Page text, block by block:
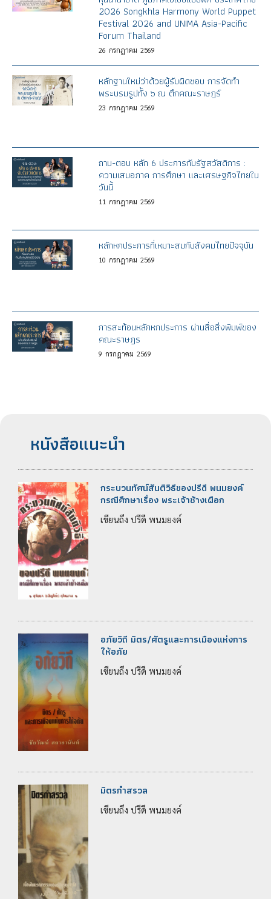
2026 Songkhla Harmony World Puppet
Festival 2026 and UNIMA Asia-Pacific
Forum Thailand
26 กรกฎาคม 2569
หลักฐานใหม่ว่าด้วยผู้รับผิดชอบ การจัดทำ
พระบรมรูปทั้ง ๖ ณ ตึกคณะราษฎร์
23 กรกฎาคม 2569
ถาม-ตอบ หลัก 6 ประการกับรัฐสวัสดิการ :
ความเสมอภาค การศึกษา และเศรษฐกิจไทยใน
วันนี้
11 กรกฎาคม 2569
หลักหกประการที่เหมาะสมกับสังคมไทยปัจจุบัน
10 กรกฎาคม 2569
การสะท้อนหลักหกประการ ผ่านสื่อสิ่งพิมพ์ของ
คณะราษฎร
9 กรกฎาคม 2569
หนังสือแนะนำ
กระบวนทัศน์สันติวิธีของปรีดี พนมยงค์
กรณีศึกษาเรื่อง พระเจ้าช้างเผือก
เขียนถึง ปรีดี พนมยงค์
อภัยวิถี มิตร/ศัตรูและการเมืองแห่งการ
ให้อภัย
เขียนถึง ปรีดี พนมยงค์
มิตรกำสรวล
เขียนถึง ปรีดี พนมยงค์